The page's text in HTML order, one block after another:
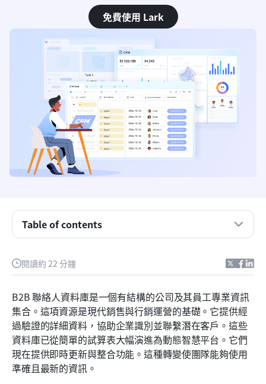
免費使用 Lark
閱讀約 22 分鐘
B2B 聯絡人資料庫是一個有結構的公司及其員工專業資訊
集合。這項資源是現代銷售與行銷運營的基礎。它提供經
過驗證的詳細資料，協助企業識別並聯繫潛在客戶。這些
資料庫已從簡單的試算表大幅演進為動態智慧平台。它們
現在提供即時更新與整合功能。這種轉變使團隊能夠使用
準確且最新的資訊。
Table of contents
什麼是B2B聯絡資料庫
比較最佳的B2B聯絡資料庫工具
B2B 聯絡人資料庫工具必須具備的關鍵功能
如何選擇B2B聯絡資料庫工具
針對 B2B 聯絡人資料庫的實施做法